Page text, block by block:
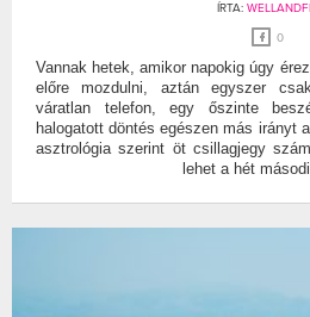
ÍRTA:
0
Vannak hetek, amikor napokig úgy
előre mozdulni, aztán egyszer
váratlan telefon, egy őszinte
halogatott döntés egészen más irányt
asztrológia szerint öt csillagjegy
lehet a hét